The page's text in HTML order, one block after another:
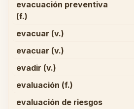
evacuación preventiva
(f.)
evacuar (v.)
evacuar (v.)
evadir (v.)
evaluación (f.)
evaluación de riesgos